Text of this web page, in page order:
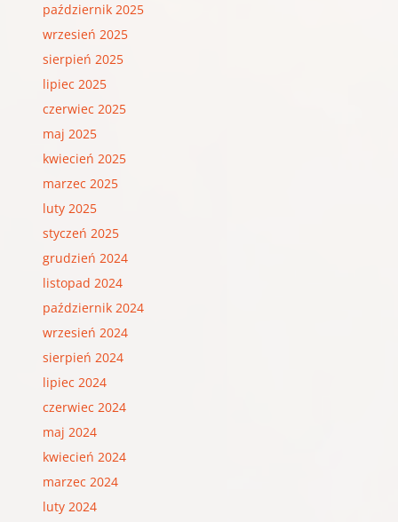
październik 2025
wrzesień 2025
sierpień 2025
lipiec 2025
czerwiec 2025
maj 2025
kwiecień 2025
marzec 2025
luty 2025
styczeń 2025
grudzień 2024
listopad 2024
październik 2024
wrzesień 2024
sierpień 2024
lipiec 2024
czerwiec 2024
maj 2024
kwiecień 2024
marzec 2024
luty 2024